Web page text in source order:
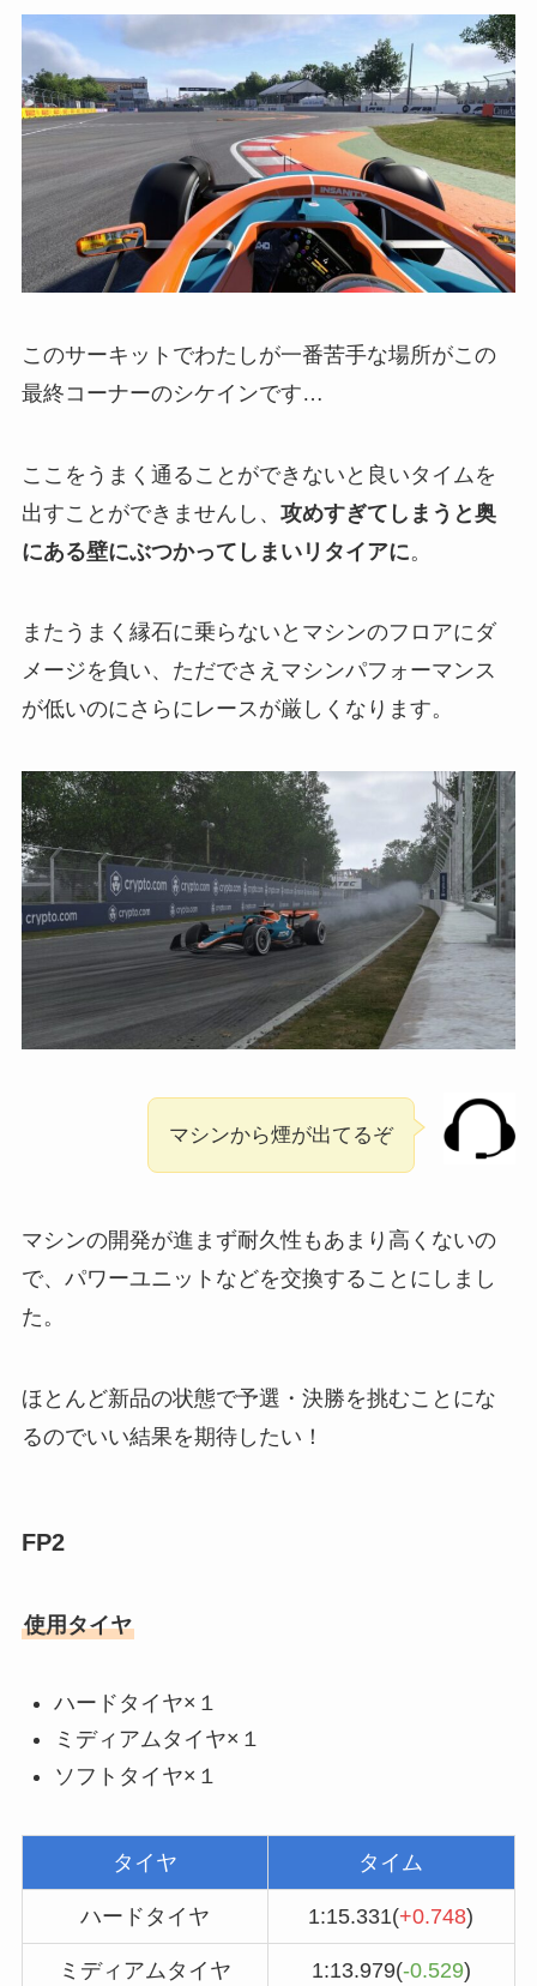
このサーキットでわたしが一番苦手な場所がこの
最終コーナーのシケインです…
ここをうまく通ることができないと良いタイムを
出すことができませんし、 攻めすぎてしまうと奥
にある壁にぶつかってしまいリタイアに。
またうまく縁石に乗らないとマシンのフロアにダ
メージを負い、ただでさえマシンパフォーマンス
が低いのにさらにレースが厳しくなります。
マシンから煙が出てるぞ
マシンの開発が進まず耐久性もあまり高くないの
で、パワーユニットなどを交換することにしまし
た。
ほとんど新品の状態で予選・決勝を挑むことにな
るのでいい結果を期待したい！
FP2
使用タイヤ
ハードタイヤ×１
ミディアムタイヤ×１
ソフトタイヤ×１
タイヤ タイム
ハードタイヤ 1:15.331(+0.748)
ミディアムタイヤ 1:13.979(-0.529)